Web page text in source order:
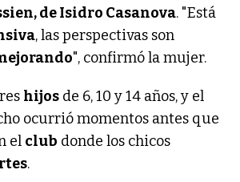
de Isidro Casanova. "Está
, las perspectivas son
", confirmó la mujer.
hijos de 6, 10 y 14 años, y el
ocurrió momentos antes que
el club donde los chicos
.